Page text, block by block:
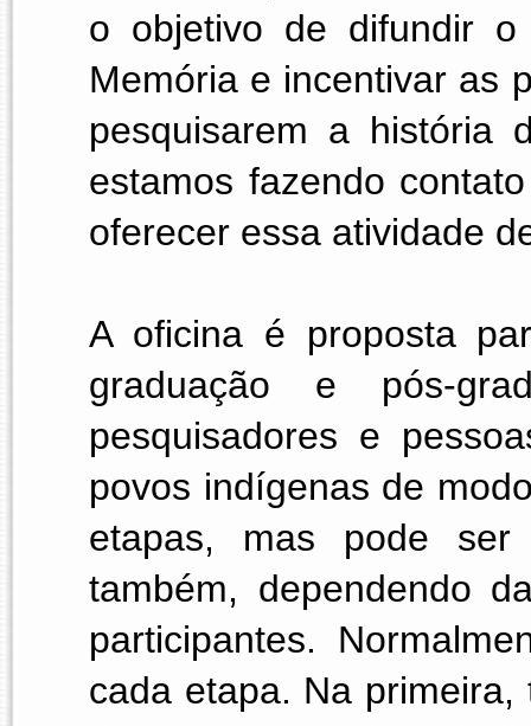
o objetivo de difundir
Memória e incentivar as
pesquisarem a história
estamos fazendo
oferecer essa atividade
A oficina é proposta
graduação e pós-
pesquisadores e
povos indígenas de
etapas, mas pode
também, dependendo
participantes.
cada etapa. Na